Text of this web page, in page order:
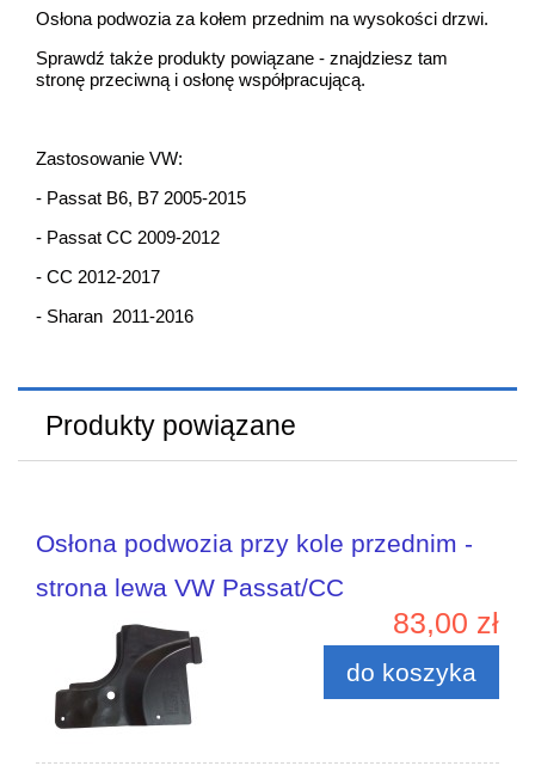
Osłona podwozia za kołem przednim na wysokości drzwi.
Sprawdź także produkty powiązane - znajdziesz tam
stronę przeciwną i osłonę współpracującą.
Zastosowanie VW:
- Passat B6, B7 2005-2015
- Passat CC 2009-2012
- CC 2012-2017
- Sharan 2011-2016
Produkty powiązane
Osłona podwozia przy kole przednim -
strona lewa VW Passat/CC
83,00 zł
do koszyka